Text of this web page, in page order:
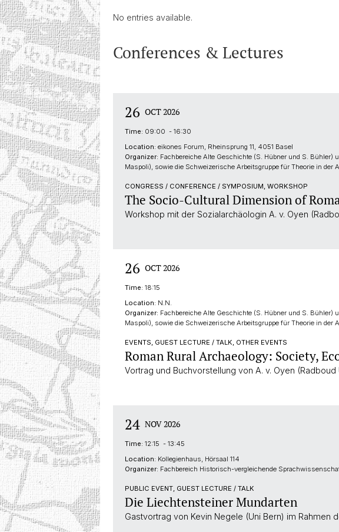
No entries available.
Conferences & Lectures
26 OCT 2026
Time: 09:00 - 16:30
Location: eikones Forum, Rheinsprung 11, 4051 Basel
Organizer: Fachbereiche Alte Geschichte (S. Hübner und S.
Maspoli), sowie die Schweizerische Arbeitsgruppe für Theorie in der
CONGRESS / CONFERENCE / SYMPOSIUM, WORKSHOP
The Socio-Cultural Dimension of
Workshop mit der Sozialarchäologin A. v. Oyen
26 OCT 2026
Time: 18:15
Location: N.N.
Organizer: Fachbereiche Alte Geschichte (S. Hübner und S.
Maspoli), sowie die Schweizerische Arbeitsgruppe für Theorie in der
EVENTS, GUEST LECTURE / TALK, OTHER EVENTS
Roman Rural Archaeology: Society,
Vortrag und Buchvorstellung von A. v. Oyen
24 NOV 2026
Time: 12:15 - 13:45
Location: Kollegienhaus, Hörsaal 114
Organizer: Fachbereich Historisch-vergleichende
PUBLIC EVENT, GUEST LECTURE / TALK
Die Liechtensteiner Mundarten
Gastvortrag von Kevin Negele (Uni Bern) im Rahmen